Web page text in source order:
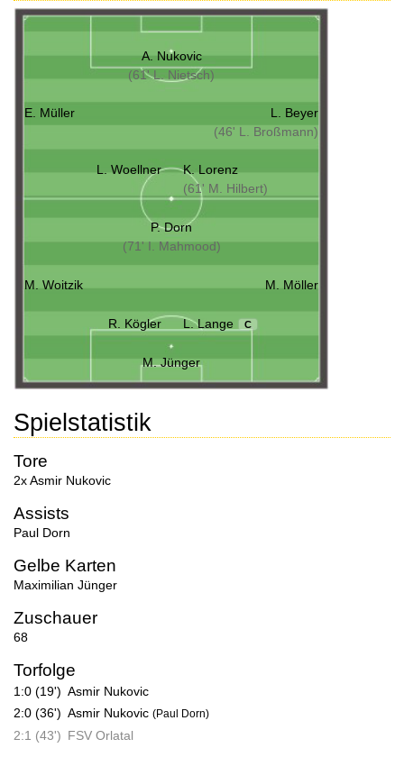
A. Nukovic
(61' L. Nietsch)
E. Müller
L. Beyer
(46' L. Broßmann)
L. Woellner
K. Lorenz
(61' M. Hilbert)
P. Dorn
(71' I. Mahmood)
M. Woitzik M. Möller
R. Kögler L. Lange C
M. Jünger
Spielstatistik
Tore
2x Asmir Nukovic
Assists
Paul Dorn
Gelbe Karten
Maximilian Jünger
Zuschauer
68
Torfolge
1:0 (19') Asmir Nukovic
2:0 (36') Asmir Nukovic (Paul Dorn)
2:1 (43') FSV Orlatal